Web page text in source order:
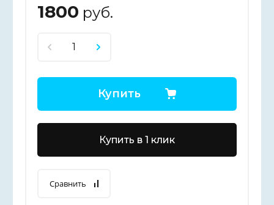
1800 руб.
Купить
Купить в 1 клик
Сравнить